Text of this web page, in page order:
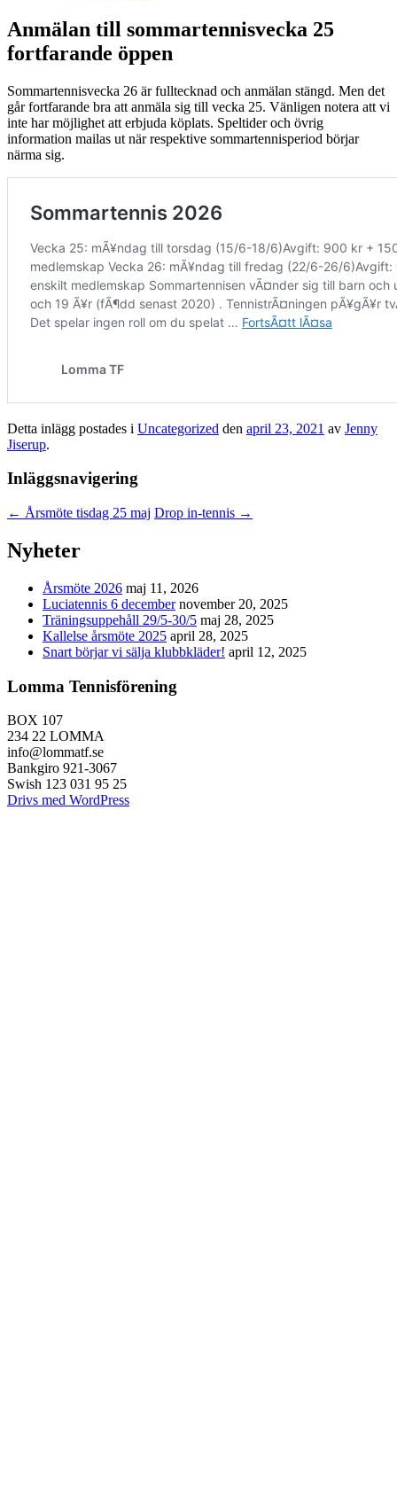
Anmälan till sommartennisvecka 25
fortfarande öppen
Sommartennisvecka 26 är fulltecknad och anmälan stängd. Men det
går fortfarande bra att anmäla sig till vecka 25. Vänligen notera att vi
inte har möjlighet att erbjuda köplats. Speltider och övrig
information mailas ut när respektive sommartennisperiod börjar
närma sig.
Detta inlägg postades i Uncategorized den april 23, 2021 av Jenny
Jiserup.
Inläggsnavigering
← Årsmöte tisdag 25 maj Drop in-tennis →
Nyheter
Årsmöte 2026 maj 11, 2026
Luciatennis 6 december november 20, 2025
Träningsuppehåll 29/5-30/5 maj 28, 2025
Kallelse årsmöte 2025 april 28, 2025
Snart börjar vi sälja klubbkläder! april 12, 2025
Lomma Tennisförening
BOX 107
234 22 LOMMA
info@lommatf.se
Bankgiro 921-3067
Swish 123 031 95 25
Drivs med WordPress